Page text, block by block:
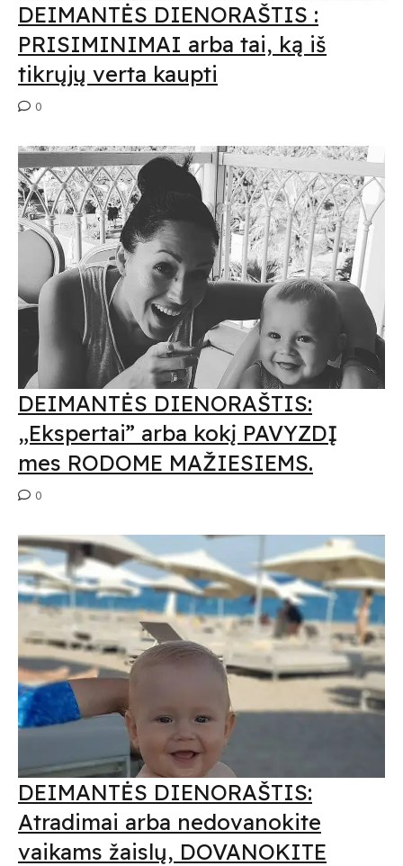
DEIMANTĖS DIENORAŠTIS :
PRISIMINIMAI arba tai, ką iš
tikrųjų verta kaupti
0
DEIMANTĖS DIENORAŠTIS:
„Ekspertai” arba kokį PAVYZDĮ
mes RODOME MAŽIESIEMS.
0
DEIMANTĖS DIENORAŠTIS:
Atradimai arba nedovanokite
vaikams žaislų, DOVANOKITE